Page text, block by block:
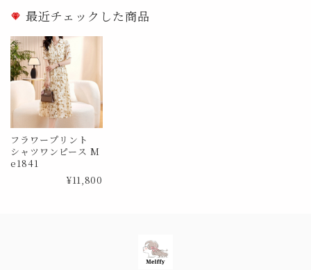
最近チェックした商品
フラワープリント
シャツワンピース M
e1841
¥11,800